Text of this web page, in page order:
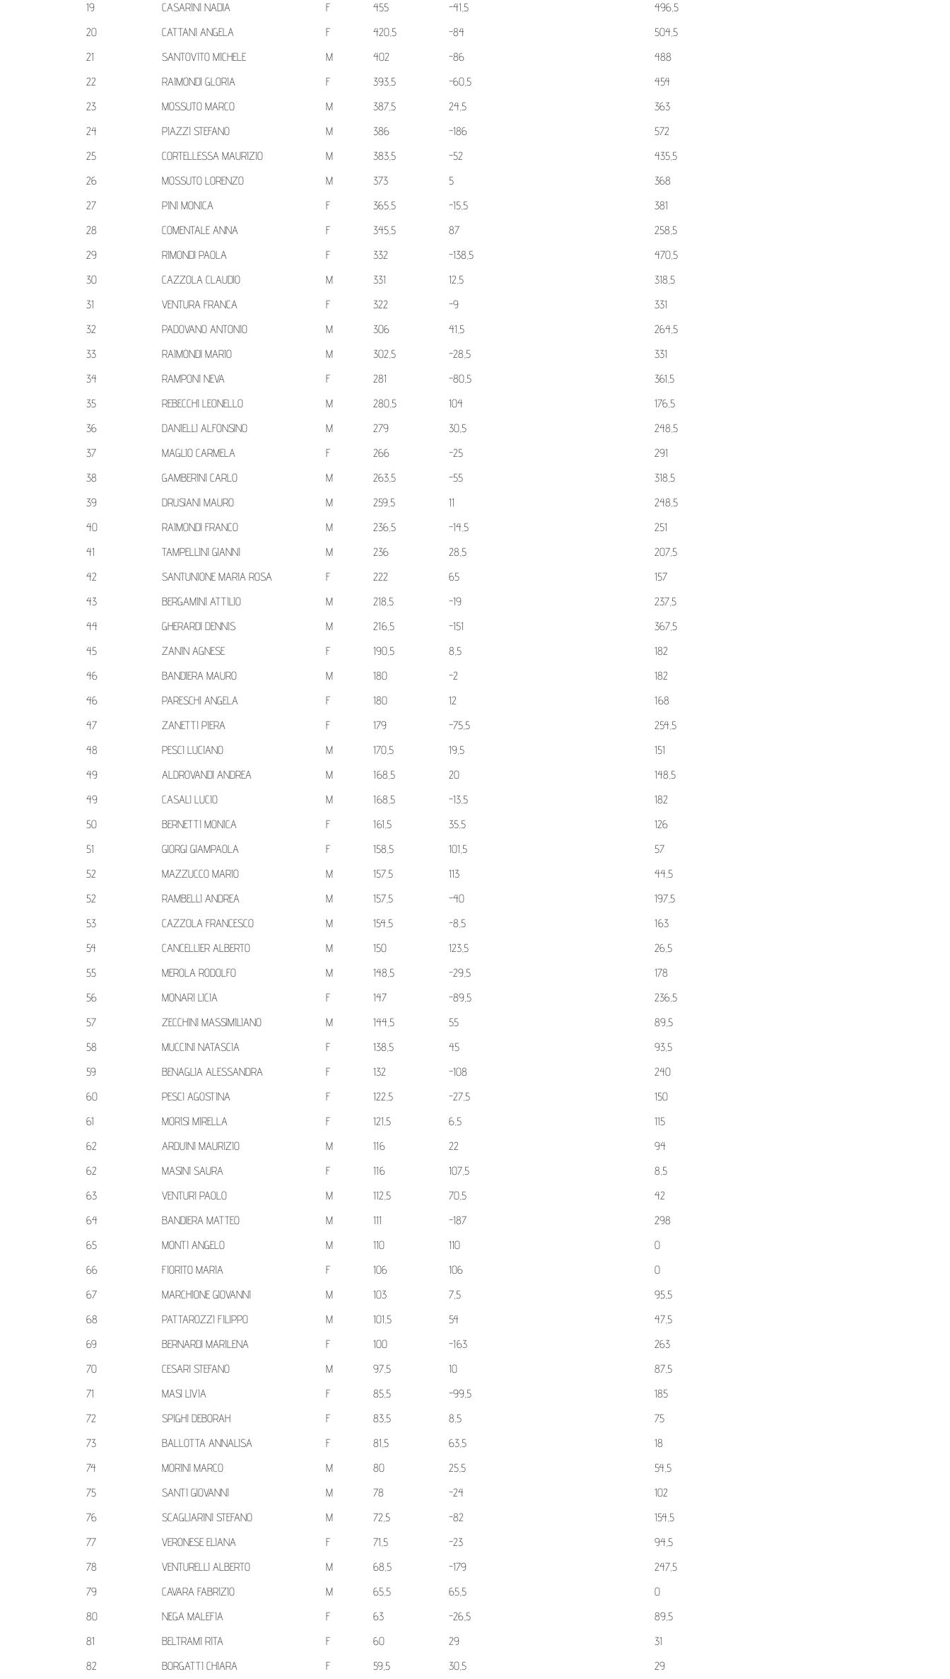
19
CASARINI NADIA F 455 -41,5
496,5
20
CATTANI ANGELA F 420,5 -84
504,5
21
SANTOVITO MICHELE M 402 -86
488
22
RAIMONDI GLORIA F 393,5 -60,5
454
23
MOSSUTO MARCO M 387,5 24,5
363
24
PIAZZI STEFANO M 386 -186
572
25
CORTELLESSA MAURIZIO M 383,5 -52
435,5
26
MOSSUTO LORENZO M 373 5
368
27
PINI MONICA F 365,5 -15,5
381
28
COMENTALE ANNA F 345,5 87
258,5
29
RIMONDI PAOLA F 332 -138,5
470,5
30
CAZZOLA CLAUDIO M 331 12,5
318,5
31
VENTURA FRANCA F 322 -9
331
32
PADOVANO ANTONIO M 306 41,5
264,5
33
RAIMONDI MARIO M 302,5 -28,5
331
34
RAMPONI NEVA F 281 -80,5
361,5
35
REBECCHI LEONELLO M 280,5 104
176,5
36
DANIELLI ALFONSINO M 279 30,5
248,5
37
MAGLIO CARMELA F 266 -25
291
38
GAMBERINI CARLO M 263,5 -55
318,5
39
DRUSIANI MAURO M 259,5 11
248,5
40
RAIMONDI FRANCO M 236,5 -14,5
251
41
TAMPELLINI GIANNI M 236 28,5
207,5
42
SANTUNIONE MARIA ROSA F 222 65
157
43
BERGAMINI ATTILIO M 218,5 -19
237,5
44
GHERARDI DENNIS M 216,5 -151
367,5
45
ZANIN AGNESE F 190,5 8,5
182
46
BANDIERA MAURO M 180 -2
182
46
PARESCHI ANGELA F 180 12
168
47
ZANETTI PIERA F 179 -75,5
254,5
48
PESCI LUCIANO M 170,5 19,5
151
49
ALDROVANDI ANDREA M 168,5 20
148,5
49
CASALI LUCIO M 168,5 -13,5
182
50
BERNETTI MONICA F 161,5 35,5
126
51
GIORGI GIAMPAOLA F 158,5 101,5
57
52
MAZZUCCO MARIO M 157,5 113
44,5
52
RAMBELLI ANDREA M 157,5 -40
197,5
53
CAZZOLA FRANCESCO M 154,5 -8,5
163
54
CANCELLIER ALBERTO M 150 123,5
26,5
55
MEROLA RODOLFO M 148,5 -29,5
178
56
MONARI LICIA F 147 -89,5
236,5
57
ZECCHINI MASSIMILIANO M 144,5 55
89,5
58
MUCCINI NATASCIA F 138,5 45
93,5
59
BENAGLIA ALESSANDRA F 132 -108
240
60
PESCI AGOSTINA F 122,5 -27,5
150
61
MORISI MIRELLA F 121,5 6,5
115
62
ARDUINI MAURIZIO M 116 22
94
62
MASINI SAURA F 116 107,5
8,5
63
VENTURI PAOLO M 112,5 70,5
42
64
BANDIERA MATTEO M 111 -187
298
65
MONTI ANGELO M 110 110
0
66
FIORITO MARIA F 106 106
0
67
MARCHIONE GIOVANNI M 103 7,5
95,5
68
PATTAROZZI FILIPPO M 101,5 54
47,5
69
BERNARDI MARILENA F 100 -163
263
70
CESARI STEFANO M 97,5 10
87,5
71
MASI LIVIA F 85,5 -99,5
185
72
SPIGHI DEBORAH F 83,5 8,5
75
73
BALLOTTA ANNALISA F 81,5 63,5
18
74
MORINI MARCO M 80 25,5
54,5
75
SANTI GIOVANNI M 78 -24
102
76
SCAGLIARINI STEFANO M 72,5 -82
154,5
77
VERONESE ELIANA F 71,5 -23
94,5
78
VENTURELLI ALBERTO M 68,5 -179
247,5
79
CAVARA FABRIZIO M 65,5 65,5
0
80
NEGA MALEFIA F 63 -26,5
89,5
81
BELTRAMI RITA F 60 29
31
82
BORGATTI CHIARA F 59,5 30,5 29